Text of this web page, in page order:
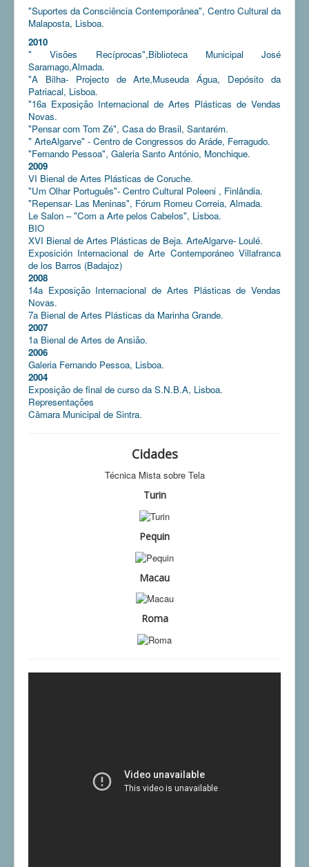
"Suportes da Consciência Contemporânea", Centro Cultural da
Malaposta, Lisboa.
2010
" Visões Recíprocas",Biblioteca Municipal José
Saramago,Almada.
"A Bilha- Projecto de Arte,Museuda Água, Depósito da
Patriacal, Lisboa.
"16a Exposição Internacional de Artes Plásticas de Vendas
Novas.
"Pensar com Tom Zé", Casa do Brasil, Santarém.
" ArteAlgarve" - Centro de Congressos do Aráde, Ferragudo.
"Fernando Pessoa", Galeria Santo António, Monchique.
2009
VI Bienal de Artes Plásticas de Coruche.
"Um Olhar Português"- Centro Cultural Poleeni , Finlândia.
"Repensar- Las Meninas", Fórum Romeu Correia, Almada.
Le Salon – "Com a Arte pelos Cabelos", Lisboa.
BIO
XVI Bienal de Artes Plásticas de Beja. ArteAlgarve- Loulé.
Exposición Internacional de Arte Contemporáneo Villafranca
de los Barros (Badajoz)
2008
14a Exposição Internacional de Artes Plásticas de Vendas
Novas.
7a Bienal de Artes Plásticas da Marinha Grande.
2007
1a Bienal de Artes de Ansião.
2006
Galeria Fernando Pessoa, Lisboa.
2004
Exposição de final de curso da S.N.B.A, Lisboa.
Representações
Câmara Municipal de Sintra.
Cidades
Técnica Mista sobre Tela
Turin
Pequin
Macau
Roma